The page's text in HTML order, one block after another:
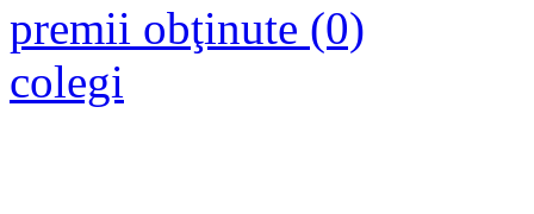
premii obţinute (0)
colegi